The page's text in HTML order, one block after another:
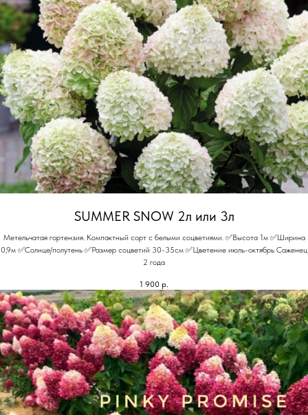
SUMMER SNOW 2л или 3л
Метельчатая гортензия. Компактный сорт с белыми соцветиями. ✅Высота 1м ✅Ширина
0,9м ✅Солнце/полутень ✅Размер соцветий 30-35см ✅Цветение июль-октябрь Саженец
2 года
1 900 р.